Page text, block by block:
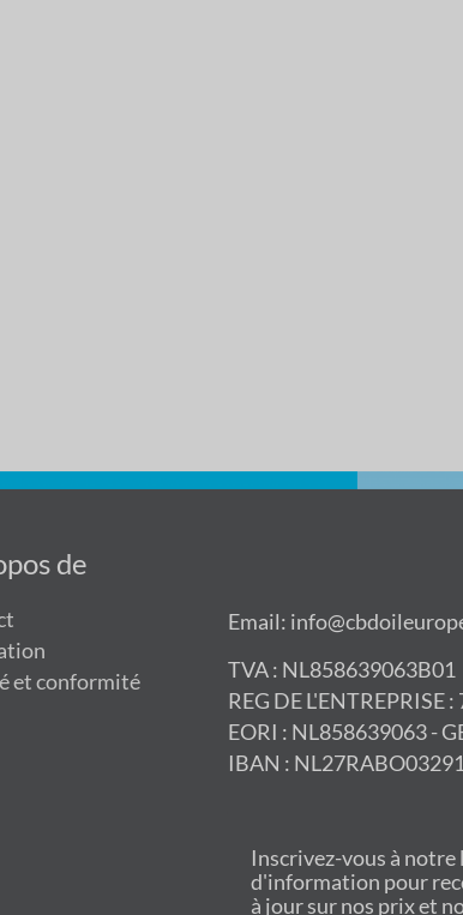
de
et conformité
Email:
TVA : NL858639063B01
REG DE L'ENTREPRISE
EORI : NL858639063 -
IBAN :
Inscrivez-vous à
d'information pour
à jour sur nos prix et